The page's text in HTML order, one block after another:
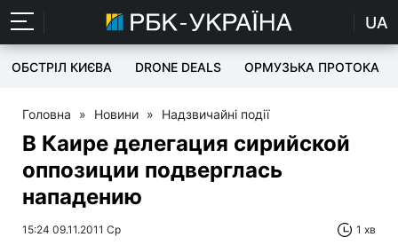
UA
ОБСТРІЛ КИЄВА DRONE DEALS ОРМУЗЬКА ПРОТОКА
Головна » Новини » Надзвичайні події
В Каире делегация сирийской
оппозиции подверглась
нападению
15:24 09.11.2011 Ср 1 хв